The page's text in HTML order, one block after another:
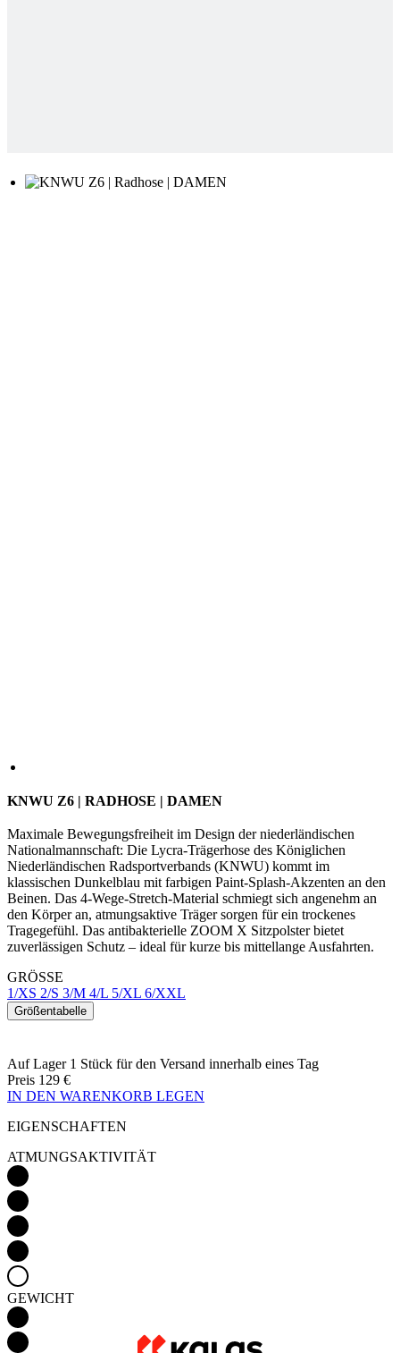
KNWU Z6 | RADHOSE | DAMEN
Maximale Bewegungsfreiheit im Design der niederländischen
Nationalmannschaft: Die Lycra-Trägerhose des Königlichen
Niederländischen Radsportverbands (KNWU) kommt im
klassischen Dunkelblau mit farbigen Paint-Splash-Akzenten an den
Beinen. Das 4-Wege-Stretch-Material schmiegt sich angenehm an
den Körper an, atmungsaktive Träger sorgen für ein trockenes
Tragegefühl. Das antibakterielle ZOOM X Sitzpolster bietet
zuverlässigen Schutz – ideal für kurze bis mittellange Ausfahrten.
GRÖSSE
1/XS 2/S 3/M 4/L 5/XL 6/XXL
Größentabelle
Auf Lager 1 Stück für den Versand innerhalb eines Tag
Preis 129 €
IN DEN WARENKORB LEGEN
EIGENSCHAFTEN
ATMUNGSAKTIVITÄT
GEWICHT